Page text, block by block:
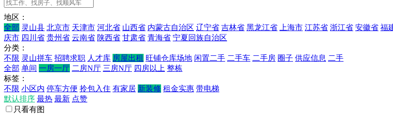
地区：
全部 灵山县 北京市 天津市 河北省 山西省 内蒙古自治区 辽宁省 吉林省 黑龙江省 上海市 江苏省 浙江省 安徽省 福
庆市 四川省 贵州省 云南省 陕西省 甘肃省 青海省 宁夏回族自治区
分类：
不限 灵山拼车 招聘求职 人才库 房屋出租 旺铺仓库场地 闲置二手 二手车 二手房 圈子 供应信息 二手
全部 单间 一房一厅 二房N厅 三房N厅 四房以上 整栋
标签：
不限 小区内 停车方便 拎包入住 有家居 新装修 租金实惠 带电梯
默认排序 最热 最新 点赞
只看有图